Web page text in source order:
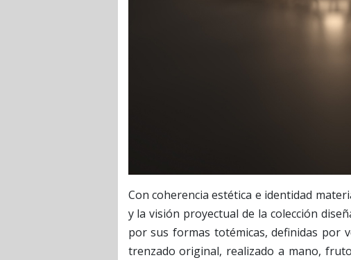
Con coherencia estética e identidad
y la visión proyectual de la colección
por sus formas totémicas, definidas por
trenzado original, realizado a mano,